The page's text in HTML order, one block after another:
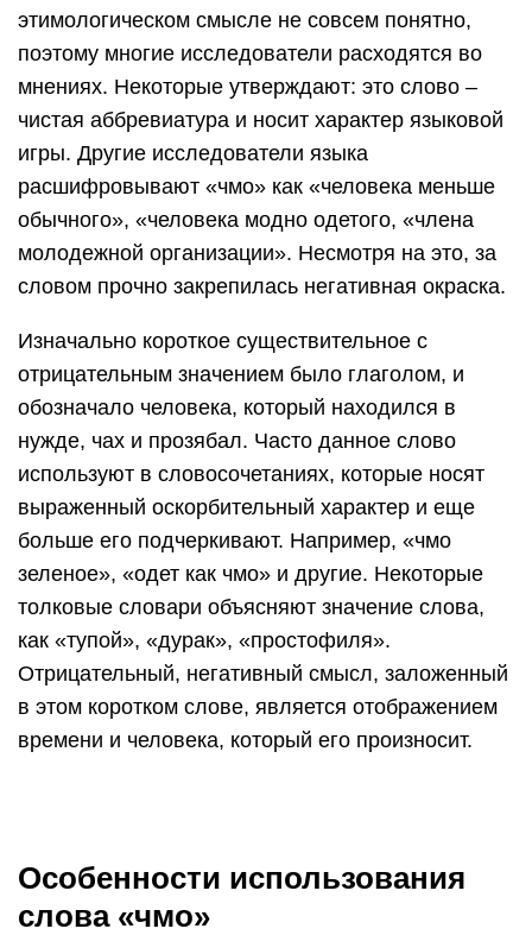
этимологическом смысле не совсем понятно,
поэтому многие исследователи расходятся во
мнениях. Некоторые утверждают: это слово –
чистая аббревиатура и носит характер языковой
игры. Другие исследователи языка
расшифровывают «чмо» как «человека меньше
обычного», «человека модно одетого, «члена
молодежной организации». Несмотря на это, за
словом прочно закрепилась негативная окраска.
Изначально короткое существительное с
отрицательным значением было глаголом, и
обозначало человека, который находился в
нужде, чах и прозябал. Часто данное слово
используют в словосочетаниях, которые носят
выраженный оскорбительный характер и еще
больше его подчеркивают. Например, «чмо
зеленое», «одет как чмо» и другие. Некоторые
толковые словари объясняют значение слова,
как «тупой», «дурак», «простофиля».
Отрицательный, негативный смысл, заложенный
в этом коротком слове, является отображением
времени и человека, который его произносит.
Особенности использования
слова «чмо»